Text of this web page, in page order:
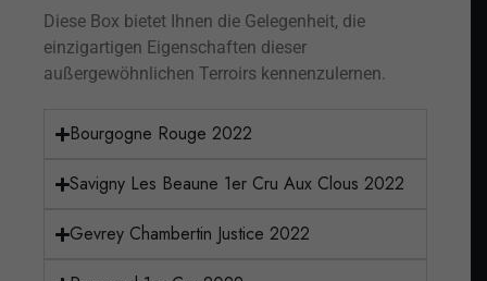
Diese Box bietet Ihnen die Gelegenheit, die
einzigartigen Eigenschaften dieser
außergewöhnlichen Terroirs kennenzulernen.
Bourgogne Rouge 2022
Savigny Les Beaune 1er Cru Aux Clous 2022
Gevrey Chambertin Justice 2022